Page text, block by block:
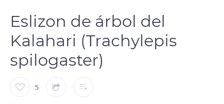
Eslizon de árbol del
Kalahari (Trachylepis
spilogaster)
5